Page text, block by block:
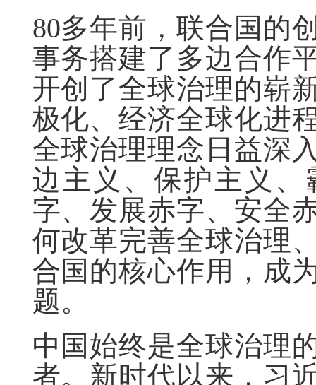
80多年前，联合国的
事务搭建了多边合作
开创了全球治理的崭
极化、经济全球化进
全球治理理念日益深
边主义、保护主义
字、发展赤字、安全
何改革完善全球治理
合国的核心作用，成
题。
中国始终是全球治理
者。新时代以来，习